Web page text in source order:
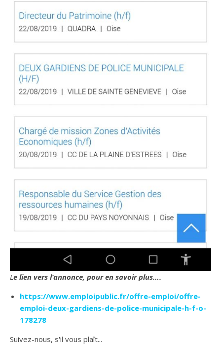
Le lien vers l’annonce, pour en savoir plus….
https://www.emploipublic.fr/offre-emploi/offre-
emploi-deux-gardiens-de-police-municipale-h-f-o-
178278
Suivez-nous, s'il vous plaît...